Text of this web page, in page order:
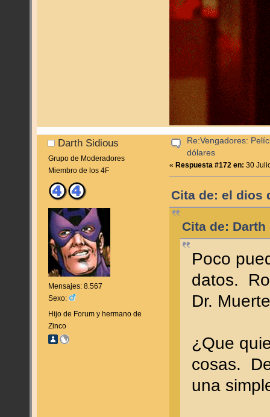
Darth Sidious
Grupo de Moderadores
Miembro de los 4F
Mensajes: 8.567
Sexo:
Hijo de Forum y hermano de
Zinco
Re:Vengadores:
dólares
«Respuesta #172 en: 30
Cita de: el dios
Cita de:
Poco
datos.
Dr.
¿Que
cosas.
una